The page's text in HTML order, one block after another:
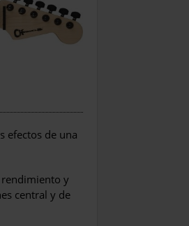
efectos de una
y
central y de